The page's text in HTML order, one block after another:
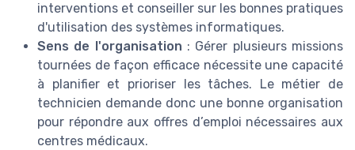
interventions et conseiller sur les bonnes pratiques
d'utilisation des systèmes informatiques.
Sens de l'organisation : Gérer plusieurs missions
tournées de façon efficace nécessite une capacité
à planifier et prioriser les tâches. Le métier de
technicien demande donc une bonne organisation
pour répondre aux offres d’emploi nécessaires aux
centres médicaux.